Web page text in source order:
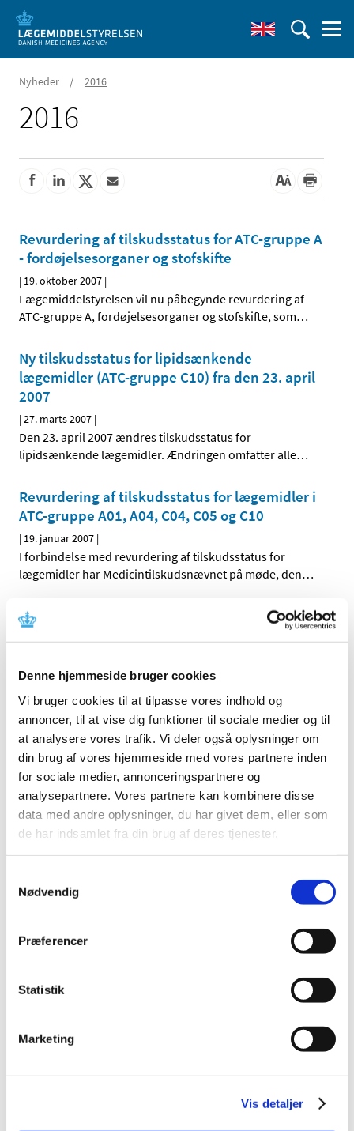
Denne hjemmeside bruger cookies
Vi bruger cookies til at tilpasse vores indhold og
annoncer, til at vise dig funktioner til sociale medier og til
at analysere vores trafik. Vi deler også oplysninger om
din brug af vores hjemmeside med vores partnere inden
for sociale medier, annonceringspartnere og
analysepartnere. Vores partnere kan kombinere disse
data med andre oplysninger, du har givet dem, eller som
de har indsamlet fra din brug af deres tjenester.
Nødvendig
Præferencer
Statistik
Marketing
Vis detaljer
Nyheder / 2016
2016
Revurdering af tilskudsstatus for ATC-gruppe A
- fordøjelsesorganer og stofskifte
| 19. oktober 2007 |
Lægemiddelstyrelsen vil nu påbegynde revurdering af
ATC-gruppe A, fordøjelsesorganer og stofskifte, som…
Ny tilskudsstatus for lipidsænkende
lægemidler (ATC-gruppe C10) fra den 23. april
2007
|27. marts 2007 |
Den 23. april 2007 ændres tilskudsstatus for
lipidsænkende lægemidler. Ændringen omfatter alle…
Revurdering af tilskudsstatus for lægemidler i
ATC-gruppe A01, A04, C04, C05 og C10
| 19. januar 2007 |
I forbindelse med revurdering af tilskudsstatus for
lægemidler har Medicintilskudsnævnet på møde, den…
Alle (2506)
2026 (84)
2025 (158)
2024 (224)
2023 (195)
2022 (197)
2021 (516)
2020 (263)
2019 (159)
2018 (150)
2016 (167)
2014 (44)
2012 (44)
2010 (7)
2008 (8)